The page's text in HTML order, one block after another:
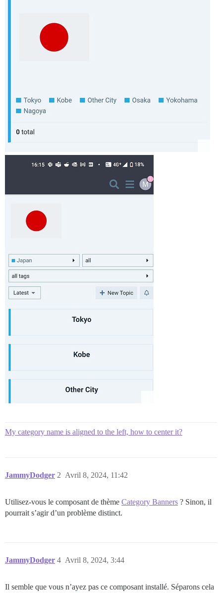
My category name is aligned to the left, how to center it?
JammyDodger Avril 8, 2024, 11:42
2
Utilisez-vous le composant de thème Category Banners ? Sinon, il
pourrait s’agir d’un problème distinct.
JammyDodger Avril 8, 2024, 3:44
4
Il semble que vous n’ayez pas ce composant installé. Séparons cela